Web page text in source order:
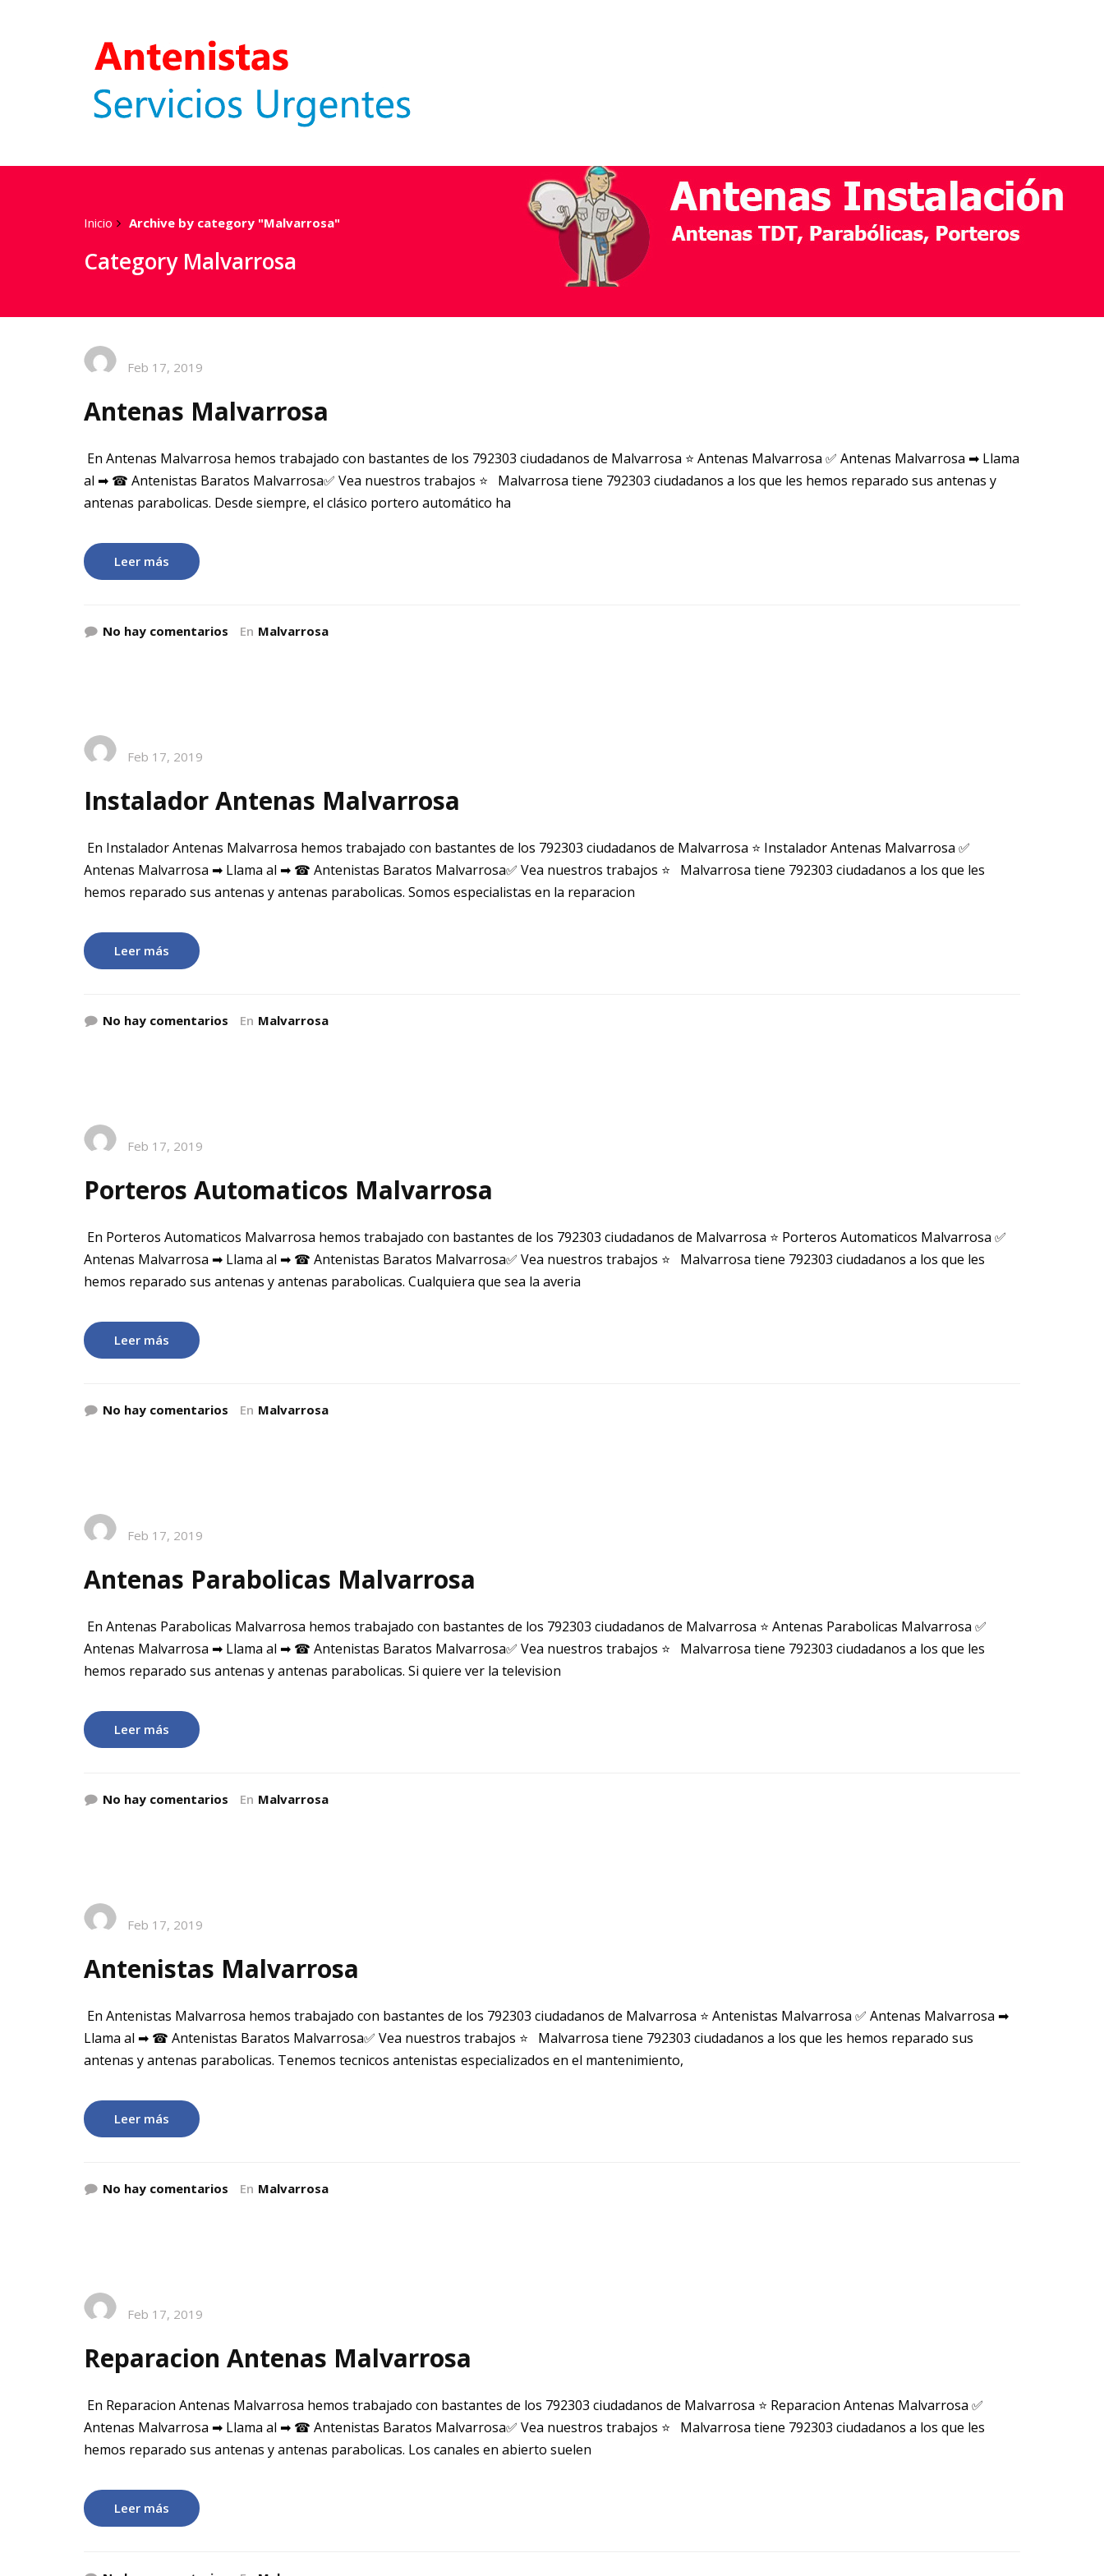
Inicio Archive by category "Malvarrosa"
Category Malvarrosa
Feb 17, 2019
Antenas Malvarrosa
En Antenas Malvarrosa hemos trabajado con bastantes de los 792303 ciudadanos de Malvarrosa ⭐ Antenas Malvarrosa ✅ Antenas Malvarrosa ➡ Llama
al ➡ ☎ Antenistas Baratos Malvarrosa✅ Vea nuestros trabajos ⭐ Malvarrosa tiene 792303 ciudadanos a los que les hemos reparado sus antenas y
antenas parabolicas. Desde siempre, el clásico portero automático ha
Leer más
No hay comentarios En Malvarrosa
Feb 17, 2019
Instalador Antenas Malvarrosa
En Instalador Antenas Malvarrosa hemos trabajado con bastantes de los 792303 ciudadanos de Malvarrosa ⭐ Instalador Antenas Malvarrosa ✅
Antenas Malvarrosa ➡ Llama al ➡ ☎ Antenistas Baratos Malvarrosa✅ Vea nuestros trabajos ⭐ Malvarrosa tiene 792303 ciudadanos a los que les
hemos reparado sus antenas y antenas parabolicas. Somos especialistas en la reparacion
Leer más
No hay comentarios En Malvarrosa
Feb 17, 2019
Porteros Automaticos Malvarrosa
En Porteros Automaticos Malvarrosa hemos trabajado con bastantes de los 792303 ciudadanos de Malvarrosa ⭐ Porteros Automaticos Malvarrosa ✅
Antenas Malvarrosa ➡ Llama al ➡ ☎ Antenistas Baratos Malvarrosa✅ Vea nuestros trabajos ⭐ Malvarrosa tiene 792303 ciudadanos a los que les
hemos reparado sus antenas y antenas parabolicas. Cualquiera que sea la averia
Leer más
No hay comentarios En Malvarrosa
Feb 17, 2019
Antenas Parabolicas Malvarrosa
En Antenas Parabolicas Malvarrosa hemos trabajado con bastantes de los 792303 ciudadanos de Malvarrosa ⭐ Antenas Parabolicas Malvarrosa ✅
Antenas Malvarrosa ➡ Llama al ➡ ☎ Antenistas Baratos Malvarrosa✅ Vea nuestros trabajos ⭐ Malvarrosa tiene 792303 ciudadanos a los que les
hemos reparado sus antenas y antenas parabolicas. Si quiere ver la television
Leer más
No hay comentarios En Malvarrosa
Feb 17, 2019
Antenistas Malvarrosa
En Antenistas Malvarrosa hemos trabajado con bastantes de los 792303 ciudadanos de Malvarrosa ⭐ Antenistas Malvarrosa ✅ Antenas Malvarrosa ➡
Llama al ➡ ☎ Antenistas Baratos Malvarrosa✅ Vea nuestros trabajos ⭐ Malvarrosa tiene 792303 ciudadanos a los que les hemos reparado sus
antenas y antenas parabolicas. Tenemos tecnicos antenistas especializados en el mantenimiento,
Leer más
No hay comentarios En Malvarrosa
Feb 17, 2019
Reparacion Antenas Malvarrosa
En Reparacion Antenas Malvarrosa hemos trabajado con bastantes de los 792303 ciudadanos de Malvarrosa ⭐ Reparacion Antenas Malvarrosa ✅
Antenas Malvarrosa ➡ Llama al ➡ ☎ Antenistas Baratos Malvarrosa✅ Vea nuestros trabajos ⭐ Malvarrosa tiene 792303 ciudadanos a los que les
hemos reparado sus antenas y antenas parabolicas. Los canales en abierto suelen
Leer más